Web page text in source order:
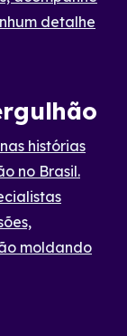
detalhe
histórias
no Brasil.
moldando